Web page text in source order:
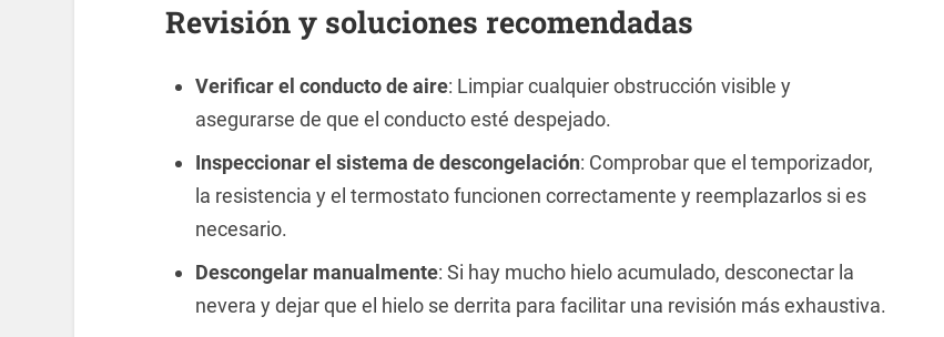
Revisión y soluciones recomendadas
Verificar el conducto de aire: Limpiar cualquier obstrucción visible y
asegurarse de que el conducto esté despejado.
Inspeccionar el sistema de descongelación: Comprobar que el temporizador,
la resistencia y el termostato funcionen correctamente y reemplazarlos si es
necesario.
Descongelar manualmente: Si hay mucho hielo acumulado, desconectar la
nevera y dejar que el hielo se derrita para facilitar una revisión más exhaustiva.